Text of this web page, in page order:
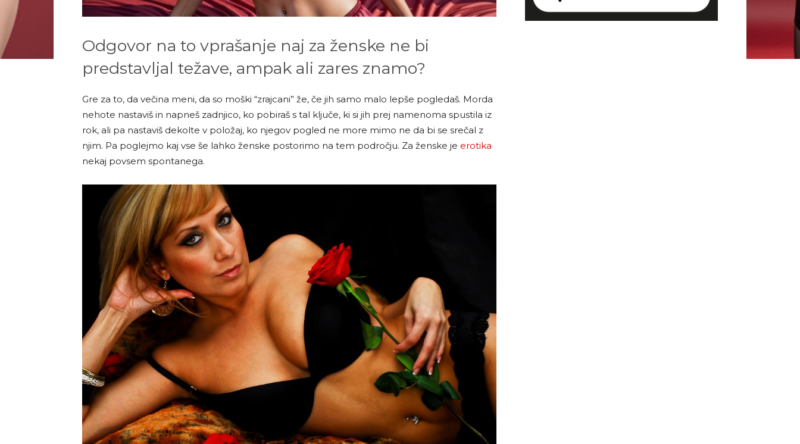
Odgovor na to vprašanje naj za ženske ne bi
predstavljal težave, ampak ali zares znamo?
Gre za to, da večina meni, da so moški “zrajcani” že, če jih samo malo lepše pogledaš. Morda
nehote nastaviš in napneš zadnjico, ko pobiraš s tal ključe, ki si jih prej namenoma spustila iz
rok, ali pa nastaviš dekolte v položaj, ko njegov pogled ne more mimo ne da bi se srečal z
njim. Pa poglejmo kaj vse še lahko ženske postorimo na tem področju. Za ženske je erotika
nekaj povsem spontanega.